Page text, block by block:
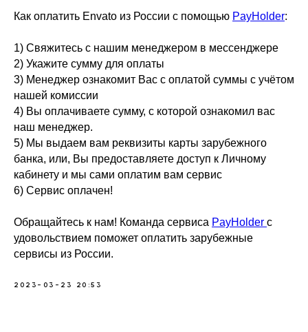
Как оплатить Envato из России с помощью PayHolder:
1) Свяжитесь с нашим менеджером в мессенджере
2) Укажите сумму для оплаты
3) Менеджер ознакомит Вас с оплатой суммы с учётом
нашей комиссии
4) Вы оплачиваете сумму, с которой ознакомил вас
наш менеджер.
5) Мы выдаем вам реквизиты карты зарубежного
банка, или, Вы предоставляете доступ к Личному
кабинету и мы сами оплатим вам сервис
6) Сервис оплачен!
Обращайтесь к нам! Команда сервиса PayHolder с
удовольствием поможет оплатить зарубежные
сервисы из России.
2023-03-23 20:53